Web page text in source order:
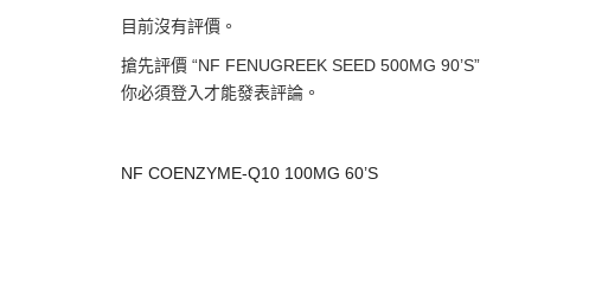
目前沒有評價。
搶先評價 “NF FENUGREEK SEED 500MG 90’S”
你必須登入 才能發表評論。
NF COENZYME-Q10 100MG 60’S